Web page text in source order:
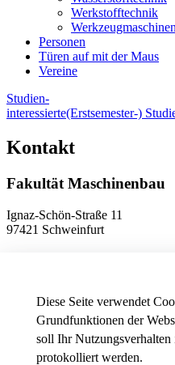
Diese Seite verwendet
Grundfunktionen der
soll Ihr
protokolliert werden.
Werkstofftechnik
Werkzeugmaschinen
Personen
Türen auf mit der Maus
Vereine
Studien-
interessierte(Erstsemester-)
Kontakt
Fakultät Maschinenbau
Ignaz-Schön-Straße 11
97421 Schweinfurt